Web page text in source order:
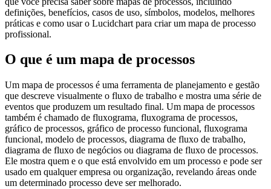
definições, benefícios, casos de uso, símbolos, modelos, melhores
práticas e como usar o Lucidchart para criar um mapa de processo
profissional.
O que é um mapa de processos
Um mapa de processos é uma ferramenta de planejamento e gestão
que descreve visualmente o fluxo de trabalho e mostra uma série de
eventos que produzem um resultado final. Um mapa de processos
também é chamado de fluxograma, fluxograma de processos,
gráfico de processos, gráfico de processo funcional, fluxograma
funcional, modelo de processos, diagrama de fluxo de trabalho,
diagrama de fluxo de negócios ou diagrama de fluxo de processos.
Ele mostra quem e o que está envolvido em um processo e pode ser
usado em qualquer empresa ou organização, revelando áreas onde
um determinado processo deve ser melhorado.